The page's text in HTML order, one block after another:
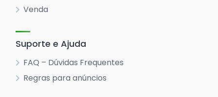
Venda
Suporte e Ajuda
FAQ – Dúvidas Frequentes
Regras para anúncios